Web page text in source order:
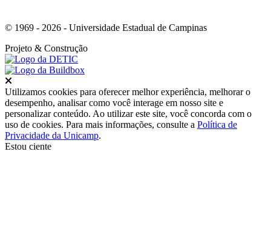
© 1969 - 2026 - Universidade Estadual de Campinas
Projeto & Construção
Utilizamos cookies para oferecer melhor experiência, melhorar o
desempenho, analisar como você interage em nosso site e
personalizar conteúdo. Ao utilizar este site, você concorda com o
uso de cookies. Para mais informações, consulte a Política de
Privacidade da Unicamp.
Estou ciente